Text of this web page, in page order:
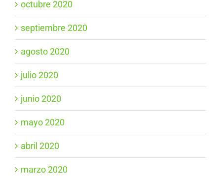
octubre 2020
septiembre 2020
agosto 2020
julio 2020
junio 2020
mayo 2020
abril 2020
marzo 2020